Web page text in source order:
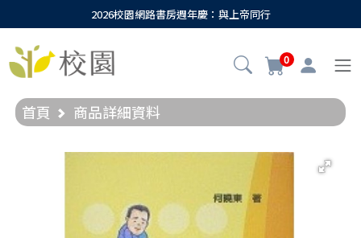
2026校園網路書房週年慶：與上帝同行
0
首頁 商品詳細資料